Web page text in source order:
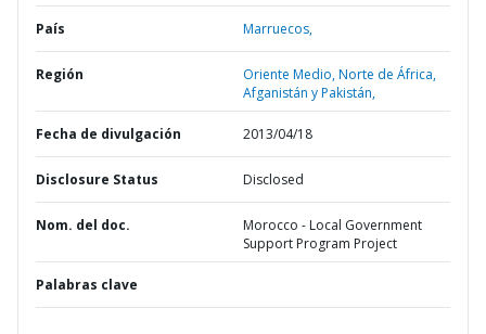
País Marruecos,
Región
Oriente Medio, Norte de África,
Afganistán y Pakistán,
Fecha de divulgación 2013/04/18
Disclosure Status Disclosed
Nom. del doc.
Morocco - Local Government
Support Program Project
Palabras clave